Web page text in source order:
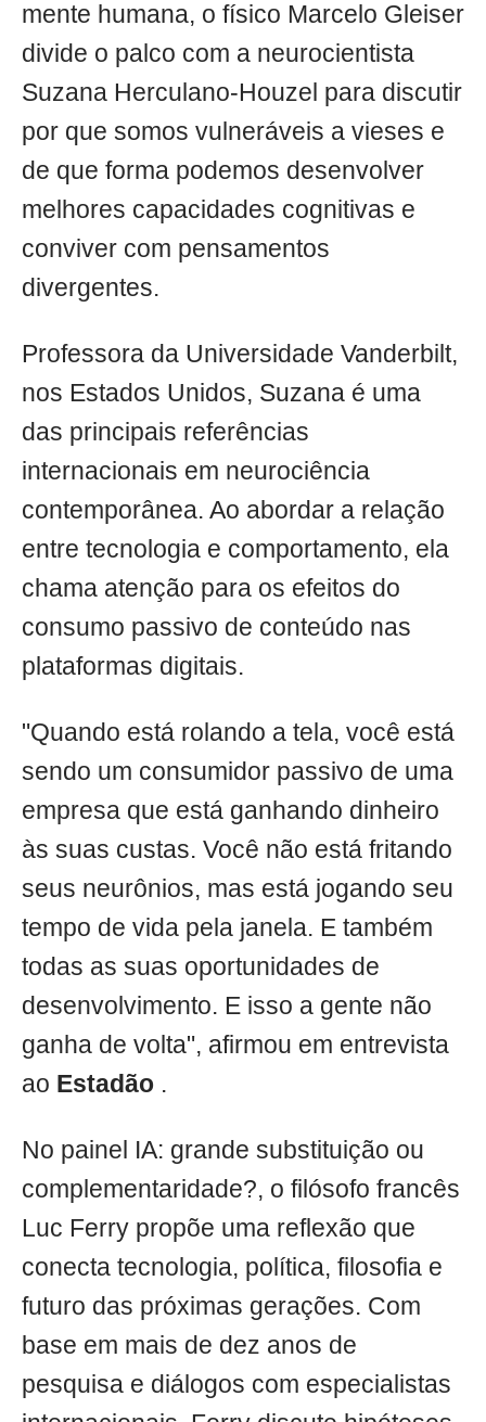
mente humana, o físico Marcelo Gleiser
divide o palco com a neurocientista
Suzana Herculano-Houzel para discutir
por que somos vulneráveis a vieses e
de que forma podemos desenvolver
melhores capacidades cognitivas e
conviver com pensamentos
divergentes.
Professora da Universidade Vanderbilt,
nos Estados Unidos, Suzana é uma
das principais referências
internacionais em neurociência
contemporânea. Ao abordar a relação
entre tecnologia e comportamento, ela
chama atenção para os efeitos do
consumo passivo de conteúdo nas
plataformas digitais.
"Quando está rolando a tela, você está
sendo um consumidor passivo de uma
empresa que está ganhando dinheiro
às suas custas. Você não está fritando
seus neurônios, mas está jogando seu
tempo de vida pela janela. E também
todas as suas oportunidades de
desenvolvimento. E isso a gente não
ganha de volta", afirmou em entrevista
ao Estadão .
No painel IA: grande substituição ou
complementaridade?, o filósofo francês
Luc Ferry propõe uma reflexão que
conecta tecnologia, política, filosofia e
futuro das próximas gerações. Com
base em mais de dez anos de
pesquisa e diálogos com especialistas